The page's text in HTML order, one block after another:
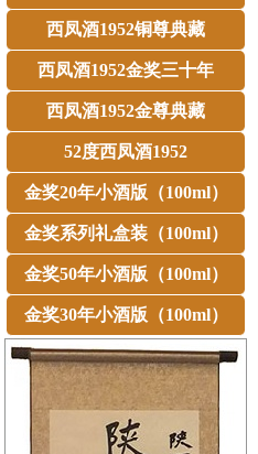
西凤酒1952铜尊典藏
西凤酒1952金奖三十年
西凤酒1952金尊典藏
52度西凤酒1952
金奖20年小酒版（100ml）
金奖系列礼盒装（100ml）
金奖50年小酒版（100ml）
金奖30年小酒版（100ml）